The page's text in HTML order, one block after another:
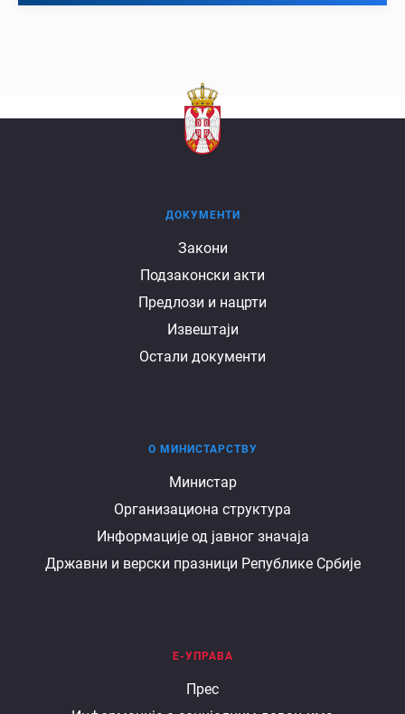
ДОКУМЕНТИ
Закони
Подзаконски акти
Предлози и нацрти
Извештаји
Остали документи
министарству
О МИНИСТАРСТВУ
Министар
Организациона структура
Информације од јавног значаја
Државни и верски празници Републике Србије
Е-УПРАВА
Прес